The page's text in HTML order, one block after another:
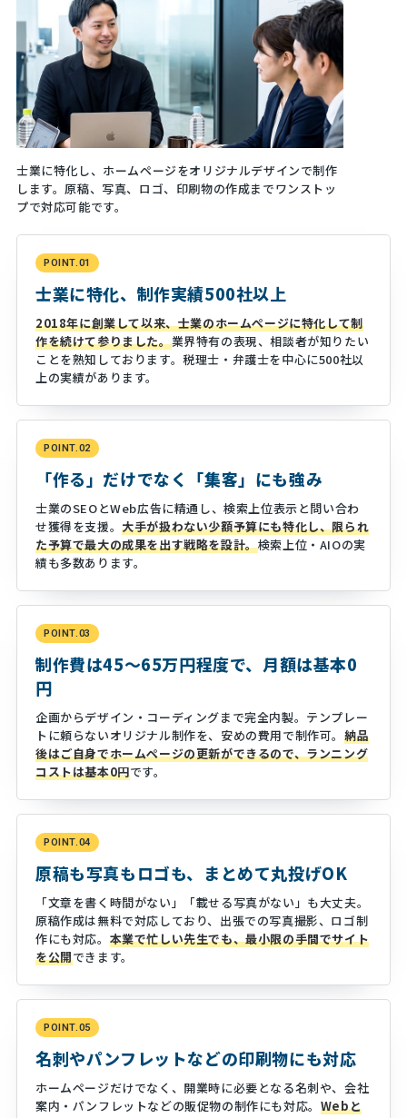
士業に特化し、ホームページをオリジナルデザインで制作
します。原稿、写真、ロゴ、印刷物の作成までワンストッ
プで対応可能です。
POINT.01
士業に特化、制作実績500社以上
2018年に創業して以来、士業のホームぺージに特化して制
作を続けて参りました。業界特有の表現、相談者が知りたい
ことを熟知しております。税理士・弁護士を中心に500社以
上の実績があります。
POINT.02
「作る」だけでなく「集客」にも強み
士業のSEOとWeb広告に精通し、検索上位表示と問い合わ
せ獲得を支援。大手が扱わない少額予算にも特化し、限られ
た予算で最大の成果を出す戦略を設計。検索上位・AIOの実
績も多数あります。
POINT.03
制作費は45～65万円程度で、月額は基本0
円
企画からデザイン・コーディングまで完全内製。テンプレー
トに頼らないオリジナル制作を、安めの費用で制作可。 納品
後はご自身でホームページの更新ができるので、ランニング
コストは基本0円です。
POINT.04
原稿も写真もロゴも、まとめて丸投げOK
「文章を書く時間がない」「載せる写真がない」も大丈夫。
原稿作成は無料で対応しており、出張での写真撮影、ロゴ制
作にも対応。 本業で忙しい先生でも、最小限の手間でサイト
を公開できます。
POINT.05
名刺やパンフレットなどの印刷物にも対応
ホームページだけでなく、開業時に必要となる名刺や、会社
案内・パンフレットなどの販促物の制作にも対応。 Webと